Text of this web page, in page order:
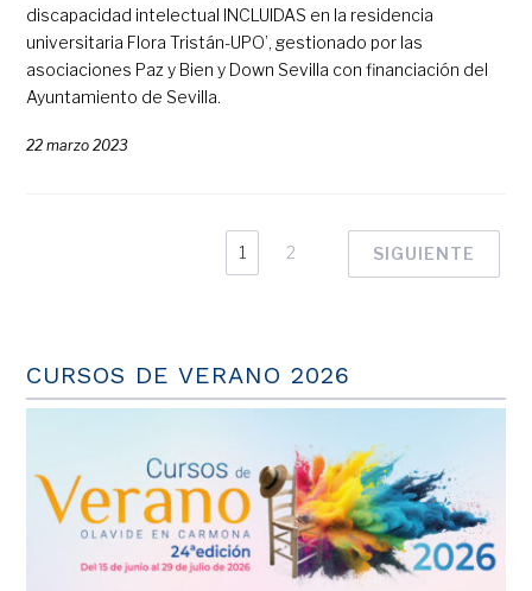
discapacidad intelectual INCLUIDAS en la residencia
universitaria Flora Tristán-UPO’, gestionado por las
asociaciones Paz y Bien y Down Sevilla con financiación del
Ayuntamiento de Sevilla.
22 marzo 2023
1 2 SIGUIENTE
CURSOS DE VERANO 2026